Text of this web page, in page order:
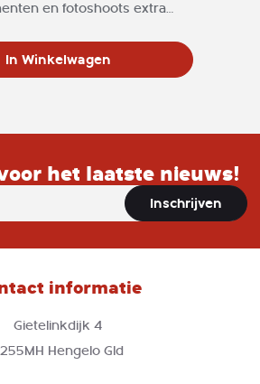
en fotoshoots extra
verpakte zakjes van ieder
In Winkelwagen
het laatste nieuws!
Inschrijven
informatie
Gietelinkdijk 4
Hengelo Gld